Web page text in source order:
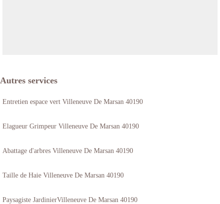
Autres services
Entretien espace vert Villeneuve De Marsan 40190
Elagueur Grimpeur Villeneuve De Marsan 40190
Abattage d'arbres Villeneuve De Marsan 40190
Taille de Haie Villeneuve De Marsan 40190
Paysagiste JardinierVilleneuve De Marsan 40190